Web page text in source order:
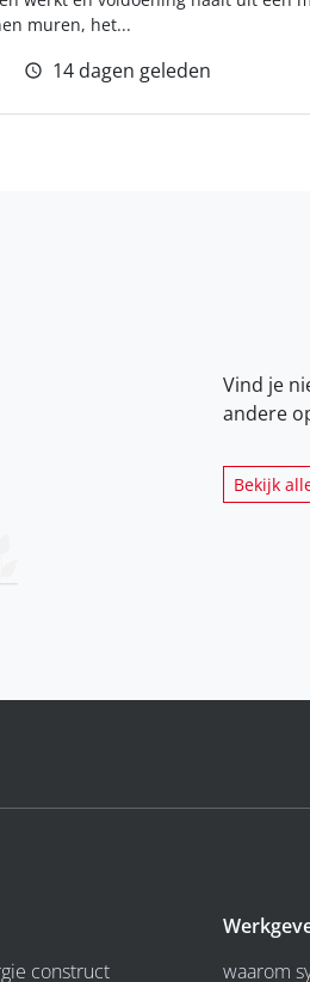
muren, het...
14 dagen geleden
Vind je
andere
Bekijk
construct
waarom